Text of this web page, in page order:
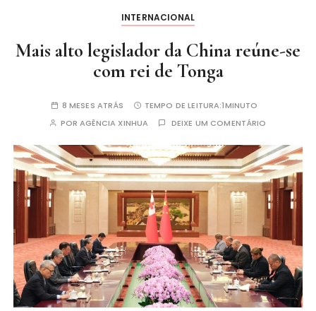
INTERNACIONAL
Mais alto legislador da China reúne-se
com rei de Tonga
8 MESES ATRÁS TEMPO DE LEITURA:1MINUTO
PORAGÊNCIA XINHUA DEIXE UM COMENTÁRIO